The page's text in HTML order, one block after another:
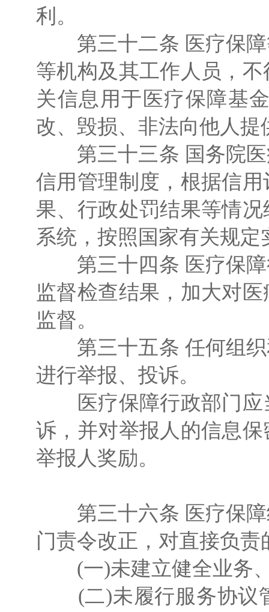
利。
第三十二条 医疗保障
等机构及其工作人员，
关信息用于医疗保障基
改、毁损、非法向他人
第三十三条 国务院医
信用管理制度，根据信
果、行政处罚结果等情
系统，按照国家有关规定
第三十四条 医疗保障
监督检查结果，加大对
监督。
第三十五条 任何组织
进行举报、投诉。
医疗保障行政部门应
诉，并对举报人的信息
举报人奖励。
第三十六条 医疗保障
门责令改正，对直接负
(一)未建立健全业务、
(二)未履行服务协议管